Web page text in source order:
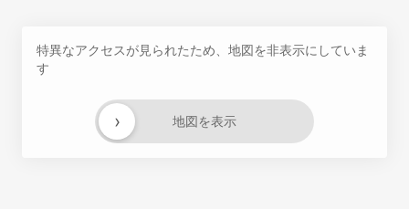
特異なアクセスが見られたため、地図を非表示にしていま
す
地図を表示
›